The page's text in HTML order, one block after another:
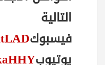
التالية
فيسبوك
يوتيوب